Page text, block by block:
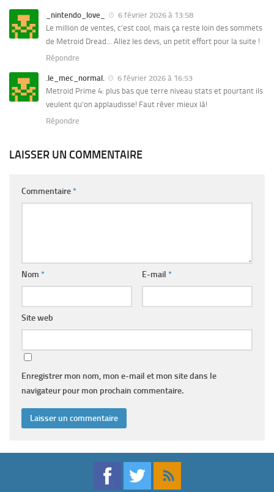
_nintendo_love_
6 février 2026 à 13:58
Le million de ventes, c’est cool, mais ça reste loin des sommets
de Metroid Dread… Allez les devs, un petit effort pour la suite !
Répondre
.le_mec_normal.
6 février 2026 à 16:53
Metroid Prime 4: plus bas que terre niveau stats et pourtant ils
veulent qu’on applaudisse! Faut rêver mieux là!
Répondre
LAISSER UN COMMENTAIRE
Commentaire*
Nom * E-mail *
Site web
Enregistrer mon nom, mon e-mail et mon site dans le
navigateur pour mon prochain commentaire.